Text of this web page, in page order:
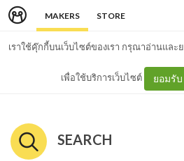
MAKERS STORE
เราใช้คุ๊กกี้บนเว็บไซต์ของเรา กรุณาอ่านและ
เพื่อใช้บริการเว็บไซต์ ยอมรับ
SEARCH